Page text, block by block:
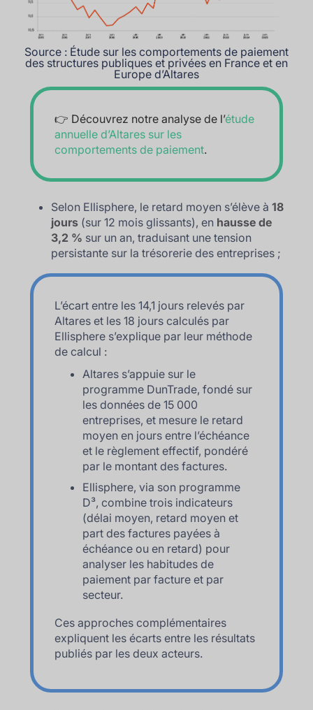
Source : Étude sur les comportements de paiement
des structures publiques et privées en France et en
Europe d’Altares
👉 Découvrez notre analyse de l’étude
annuelle d’Altares sur les
comportements de paiement.
Selon Ellisphere, le retard moyen s’élève à18
jours (sur 12 mois glissants), en hausse de
3,2 % sur un an, traduisant une tension
persistante sur la trésorerie des entreprises ;
L’écart entre les 14,1 jours relevés par
Altares et les 18 jours calculés par
Ellisphere s’explique par leur méthode
de calcul :
Altares s’appuie sur le
programme DunTrade, fondé sur
les données de 15 000
entreprises, et mesure le retard
moyen en jours entre l’échéance
et le règlement effectif, pondéré
par le montant des factures.
Ellisphere, via son programme
D³, combine trois indicateurs
(délai moyen, retard moyen et
part des factures payées à
échéance ou en retard) pour
analyser les habitudes de
paiement par facture et par
secteur.
Ces approches complémentaires
expliquent les écarts entre les résultats
publiés par les deux acteurs.